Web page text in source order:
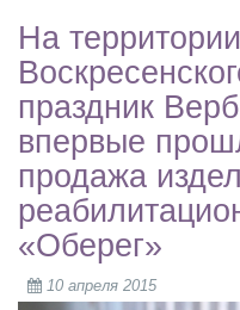
На
праздник
впервые
продажа
«Оберег»
10 апреля 2015